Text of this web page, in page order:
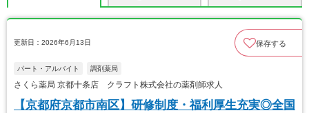
更新日：2026年6月13日 保存する
パート・アルバイト 調剤薬局
さくら薬局 京都十条店 クラフト株式会社の薬剤師求人
【京都府京都市南区】研修制度・福利厚生充実◎全国